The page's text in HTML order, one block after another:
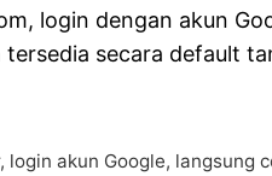
login dengan akun
secara default
akun Google,